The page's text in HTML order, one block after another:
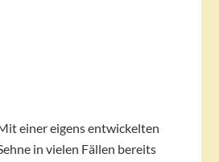
einer eigens entwickelten
in vielen Fällen bereits